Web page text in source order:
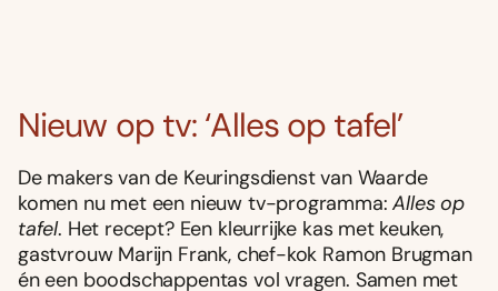
Nieuw op tv: ‘Alles op tafel’
De makers van de Keuringsdienst van Waarde
komen nu met een nieuw tv-programma:Alles op
tafel. Het recept? Een kleurrijke kas met keuken,
gastvrouw Marijn Frank, chef-kok Ramon Brugman
én een boodschappentas vol vragen. Samen met